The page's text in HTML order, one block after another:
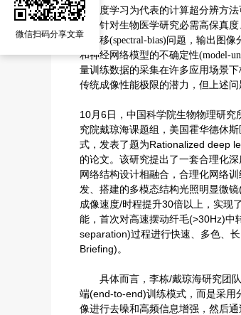
以深度学习为代表的计算超分辨方
而，针对生物医学研究必需高保真
谱频移(spectral-bias)问题，输出图
和神经网络模型的不确定性(model-
量训练数据的采集在许多应用场景
传统成像性能极限的潜力，但上述
10月6日，中国科学院生物物理研
究院戴琼海课题组，美国霍华德休
式，发表了题为Rationalized deep
的论文。该研究提出了一套合理化
网络结构设计相融合，合理化网络
发、搭建的多模态结构光照明显微
成像速度/时程提升30倍以上，实现
能，首次对高速摆动纤毛(>30Hz)
separation)过程进行快速、多色、
Briefing)。
具体而言，李栋/戴琼海研究团
端(end-to-end)训练模式，而是采用
像进行去噪和高频信息增强，然后
微信扫码分享文章